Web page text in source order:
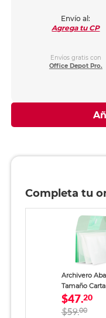
Envío al:
Agrega tu CP
Envíos gratis con
Office Depot Pro.
Completa tu
Archivero
Tamaño
Depot 3
$47.20
$59.00